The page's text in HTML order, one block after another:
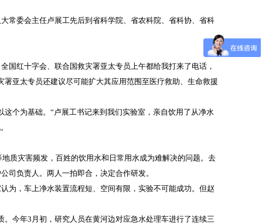
委会主任卢展工先后到省科学院、省农科院、省科协、省科
红十字会、联合国救灾署亚太专员上午都给我打来了电话，
亚太专员还建议尽可能扩大其应用范围至医疗救助、生命救援
个为基础。“卢展工书记来到我们实验室，亲自饮用了从净水
灾害频发，百姓的饮用水和日常用水成为难解决的问题。去
司负责人。两人一拍即合，决定合作研发。
，车上净水装置流程短、空间有限，实验不可能成功。但赵
今年3月初，研究人员在黄河边对应急水处理车进行了连续三